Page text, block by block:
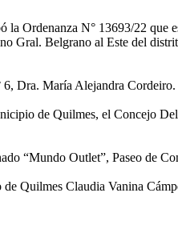
Ordenanza N° 13693/22 que
Gral. Belgrano al Este del
6, Dra. María Alejandra Cordeiro.
de Quilmes, el Concejo
“Mundo Outlet”, Paseo de
Quilmes Claudia Vanina